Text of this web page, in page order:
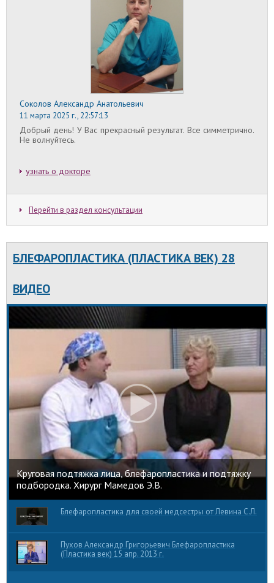
а нередко и микротрещины на внешнем слое
Соколов Александр Анатольевич
11 марта 2025 г., 22:57:13
Добрый день! У Вас прекрасный результат. Все симметрично.
Не волнуйтесь.
узнать о докторе
Перейти в раздел консультации
БЛЕФАРОПЛАСТИКА (ПЛАСТИКА ВЕК) 28
ВИДЕО
Круговая подтяжка лица, блефаропластика и подтяжку
подбородка. Хирург Мамедов Э.В.
Блефаропластика для своей медсестры от Левина С.Л.
Пухов Александр Григорьевич Блефаропластика
(Пластика век) 15 апр. 2013 г.